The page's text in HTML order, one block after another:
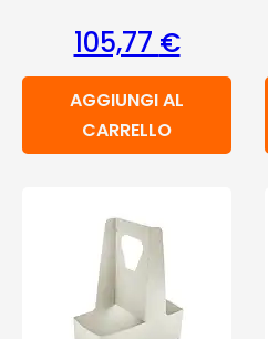
105,77 €
AGGIUNGI AL
CARRELLO